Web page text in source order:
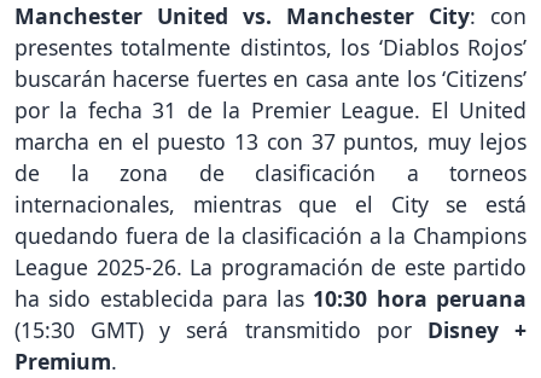
Manchester United vs. Manchester City: con
presentes totalmente distintos, los ‘Diablos Rojos’
buscarán hacerse fuertes en casa ante los ‘Citizens’
por la fecha 31 de la Premier League. El United
marcha en el puesto 13 con 37 puntos, muy lejos
de la zona de clasificación a torneos
internacionales, mientras que el City se está
quedando fuera de la clasificación a la Champions
League 2025-26. La programación de este partido
ha sido establecida para las 10:30 hora peruana
(15:30 GMT) y será transmitido por Disney +
Premium.